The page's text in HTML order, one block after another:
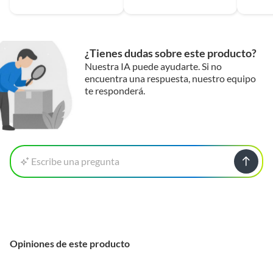
¿Tienes dudas sobre este producto?
Nuestra IA puede ayudarte. Si no
encuentra una respuesta, nuestro equipo
te responderá.
Escribe una pregunta
Opiniones de este producto